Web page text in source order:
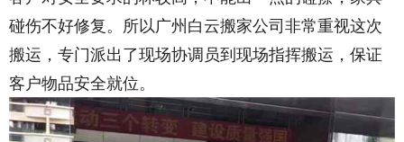
碰伤不好修复。所以广州白云搬家公司非常重视这次
搬运，专门派出了现场协调员到现场指挥搬运，保证
客户物品安全就位。